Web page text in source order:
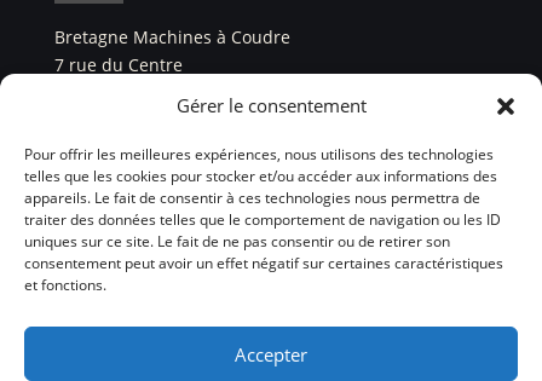
Gérer le consentement
Pour offrir les meilleures expériences, nous utilisons des technologies
telles que les cookies pour stocker et/ou accéder aux informations des
appareils. Le fait de consentir à ces technologies nous permettra de
traiter des données telles que le comportement de navigation ou les ID
uniques sur ce site. Le fait de ne pas consentir ou de retirer son
consentement peut avoir un effet négatif sur certaines caractéristiques
et fonctions.
Accepter
Bretagne Machines à Coudre
7 rue du Centre
SIREN : 931 948 640